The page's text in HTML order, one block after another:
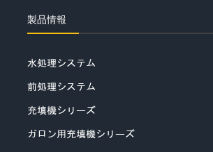
製品情報
水処理システム
前処理システム
充填機シリーズ
ガロン用充填機シリーズ